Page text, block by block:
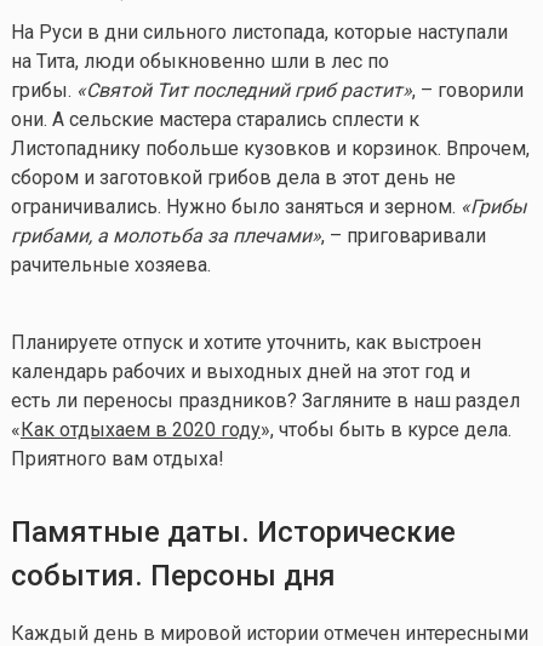
На Руси в дни сильного листопада, которые наступали
на Тита, люди обыкновенно шли в лес по
грибы. «Святой Тит последний гриб растит», – говорили
они. А сельские мастера старались сплести к
Листопаднику побольше кузовков и корзинок. Впрочем,
сбором и заготовкой грибов дела в этот день не
ограничивались. Нужно было заняться и зерном. «Грибы
грибами, а молотьба за плечами», – приговаривали
рачительные хозяева.
Планируете отпуск и хотите уточнить, как выстроен
календарь рабочих и выходных дней на этот год и
есть ли переносы праздников? Загляните в наш раздел
«Как отдыхаем в 2020 году», чтобы быть в курсе дела.
Приятного вам отдыха!
Памятные даты. Исторические
события. Персоны дня
Каждый день в мировой истории отмечен интересными